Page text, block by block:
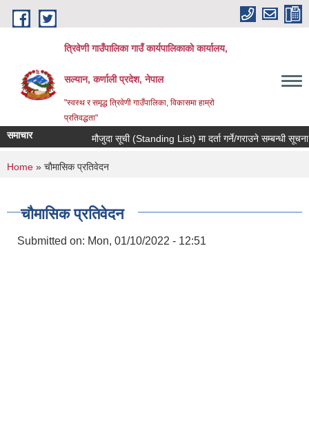
Skip to main content
त्रिवेणी गाउँपालिका गाउँ कार्यपालिकाकाे कार्यालय,
सल्यान, कर्णाली प्रदेश, नेपाल
"स्वस्थ र समृद्ध त्रिवेणी गाउँपालिका, विकासमा हाम्राे
प्रतिवद्धता"
समाचार मौजुदा सूची (Standing List) मा दर्ता गर्ने/गराउने सम्बन्धी सूचना
You are here
Home » चाैमासिक प्रतिवेदन
चाैमासिक प्रतिवेदन
Submitted on: Mon, 01/10/2022 - 12:51